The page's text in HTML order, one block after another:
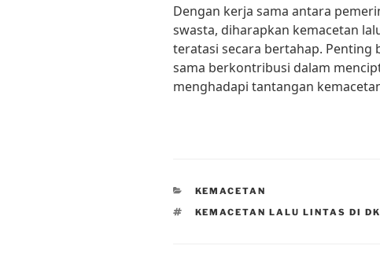
Dengan kerja sama antara
swasta, diharapkan kemacetan
teratasi secara bertahap. Penting
sama berkontribusi dalam
menghadapi tantangan
CATEGORIES
KEMACETAN
TAGS
KEMACETAN LALU LINTAS DI